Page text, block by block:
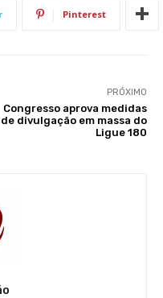
Pinterest
PRÓXIMO
Congresso aprova medidas
de divulgação em massa do
Ligue 180